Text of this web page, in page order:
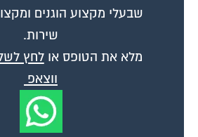
שבעלי מקצוע הוגנים
שירות.
מלא את הטופס אולחץ
ווצאפ